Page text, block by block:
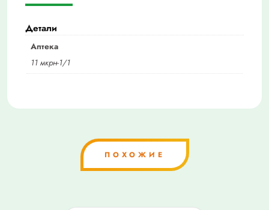
Детали
Аптека
11 мкрн-1/1
ПОХОЖИЕ